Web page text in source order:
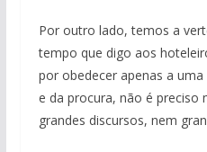
Por outro lado, temos a
tempo que digo aos
por obedecer apenas a
e da procura, não é preciso
grandes discursos, nem